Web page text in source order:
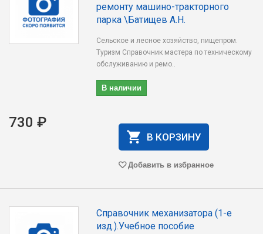
ремонту машино-тракторного
парка \Батищев А.Н.
Сельское и лесное хозяйство, пищепром.
Туризм Справочник мастера по техническому
обслуживанию и ремо..
В наличии
730 ₽
В КОРЗИНУ
Добавить в избранное
Справочник механизатора (1-е
изд.).Учебное пособие